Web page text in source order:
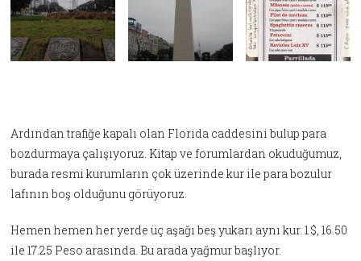
Ardından trafiğe kapalı olan Florida caddesini bulup para
bozdurmaya çalışıyoruz. Kitap ve forumlardan okuduğumuz,
burada resmi kurumların çok üzerinde kur ile para bozulur
lafının boş olduğunu görüyoruz.
Hemen hemen her yerde üç aşağı beş yukarı aynı kur. 1 $, 16.50
ile 17.25 Peso arasında. Bu arada yağmur başlıyor.